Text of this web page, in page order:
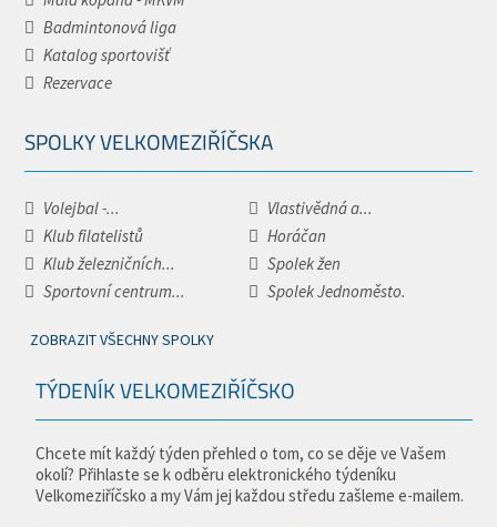
Badmintonová liga
Katalog sportovišť
Rezervace
SPOLKY VELKOMEZIŘÍČSKA
Volejbal -...
Vlastivědná a...
Klub filatelistů
Horáčan
Klub železničních...
Spolek žen
Sportovní centrum...
Spolek Jednoměsto.
ZOBRAZIT VŠECHNY SPOLKY
TÝDENÍK VELKOMEZIŘÍČSKO
Chcete mít každý týden přehled o tom, co se děje ve Vašem
okolí? Přihlaste se k odběru elektronického týdeníku
Velkomeziříčsko a my Vám jej každou středu zašleme e-mailem.